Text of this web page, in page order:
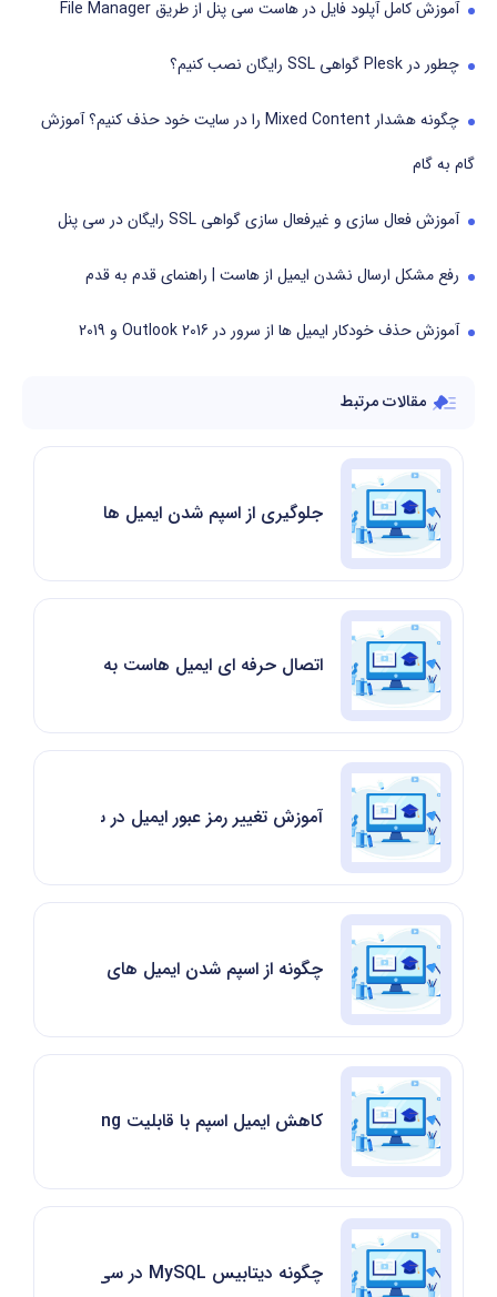
آموزش کامل آپلود فایل در هاست سی پنل از طریق File Manager
چطور در Plesk گواهی SSL رایگان نصب کنیم؟
چگونه هشدار Mixed Content را در سایت خود حذف کنیم؟ آموزش
گام به گام
آموزش فعال سازی و غیرفعال سازی گواهی SSL رایگان در سی پنل
رفع مشکل ارسال نشدن ایمیل از هاست | راهنمای قدم به قدم
آموزش حذف خودکار ایمیل ها از سرور در Outlook 2016 و 2019
مقالات مرتبط
جلوگیری از اسپم شدن ایمیل ها در سی پنل
اتصال حرفه ای ایمیل هاست به Mail ویندوز | مدیریت ایمیل ها بدون ورود به وب‌ میل
آموزش تغییر رمز عبور ایمیل در سی‌پنل (cPanel)
چگونه از اسپم شدن ایمیل های ارسالی
کاهش ایمیل اسپم با قابلیت Greylisting در سی پنل
چگونه دیتابیس MySQL در سی پنل بسازیم؟